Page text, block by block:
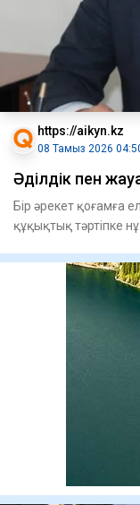
https://aikyn.kz
08 Тамыз 2026
Әділдік пен
Бір әрекет қоғамға
құқықтық тәртіпке